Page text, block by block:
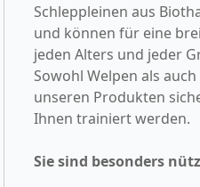
Schleppleinen aus
und können für eine
jeden Alters und jeder
Sowohl Welpen als
unseren Produkten
Ihnen trainiert werden.
Sie sind besonders